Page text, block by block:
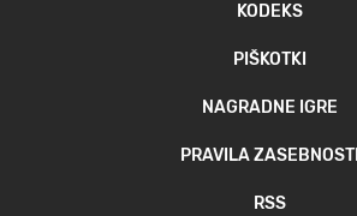
KODEKS
PIŠKOTKI
NAGRADNE IGRE
PRAVILA ZASEBNOSTI
RSS